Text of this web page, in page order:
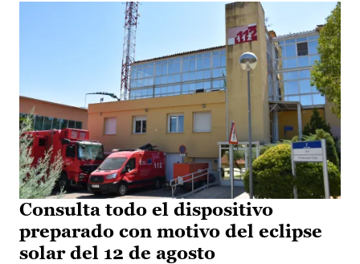
Consulta todo el dispositivo
preparado con motivo del eclipse
solar del 12 de agosto